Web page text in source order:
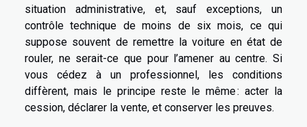
situation administrative, et, sauf exceptions, un
contrôle technique de moins de six mois, ce qui
suppose souvent de remettre la voiture en état de
rouler, ne serait-ce que pour l’amener au centre. Si
vous cédez à un professionnel, les conditions
diffèrent, mais le principe reste le même : acter la
cession, déclarer la vente, et conserver les preuves.